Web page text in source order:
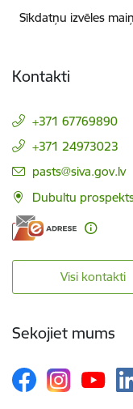
Sīkdatņu izvēles
Kontakti
+371 67769890
+371 24973023
E-pasts:
pasts@siva.gov.lv
Dubultu
Visi kontakti
Sekojiet mums